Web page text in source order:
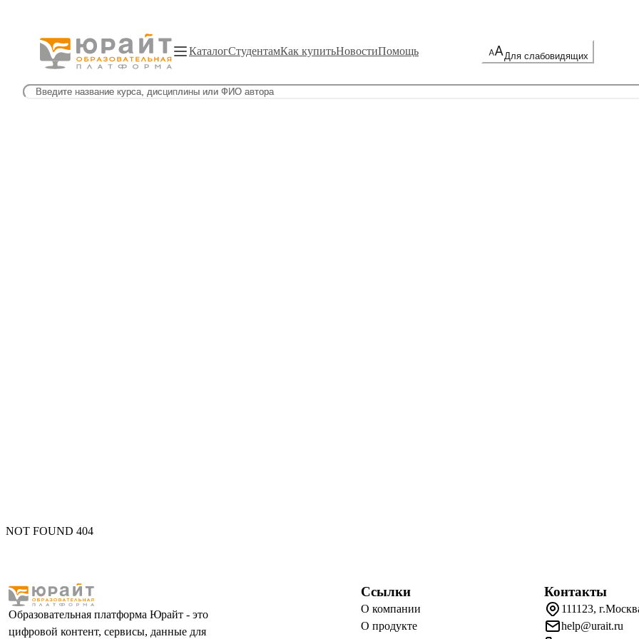
КаталогСтудентамКак купитьНовостиПомощь Для слабовидящих
NOT FOUND 404
Образовательная платформа Юрайт - это
цифровой контент, сервисы, данные для
Ссылки
О компании
О продукте
Контакты
111123,
help@urait.ru